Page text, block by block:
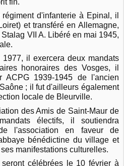
fin.
d'infanterie à Epinal, il
et transféré en Allemagne,
VII A. Libéré en mai 1945,
il exercera deux mandats
honoraires des Vosges, il
ACPG 1939-1945 de l'ancien
; il fut d'ailleurs également
locale de Bleurville.
des Amis de Saint-Maur de
électifs, il soutiendra
l'association en faveur de
bénédictine du village et
manifestations culturelles.
célébrées le 10 février à